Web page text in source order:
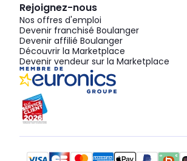
Rejoignez-nous
Nos offres d'emploi
Devenir franchisé Boulanger
Devenir affilié Boulanger
Découvrir la Marketplace
Devenir vendeur sur la Marketplace